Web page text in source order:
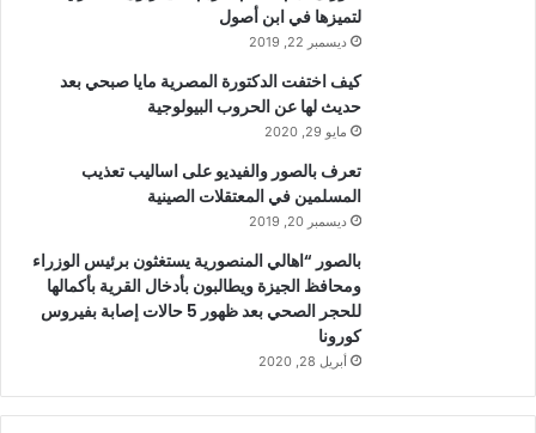
لتميزها في ابن أصول
ديسمبر 22, 2019
كيف اختفت الدكتورة المصرية مايا صبحي بعد
حديث لها عن الحروب البيولوجية
مايو 29, 2020
تعرف بالصور والفيديو على اساليب تعذيب
المسلمين في المعتقلات الصينية
ديسمبر 20, 2019
بالصور “اهالي المنصورية يستغثون برئيس الوزراء
ومحافظ الجيزة ويطالبون بأدخال القرية بأكمالها
للحجر الصحي بعد ظهور 5 حالات إصابة بفيروس
كورونا
أبريل 28, 2020